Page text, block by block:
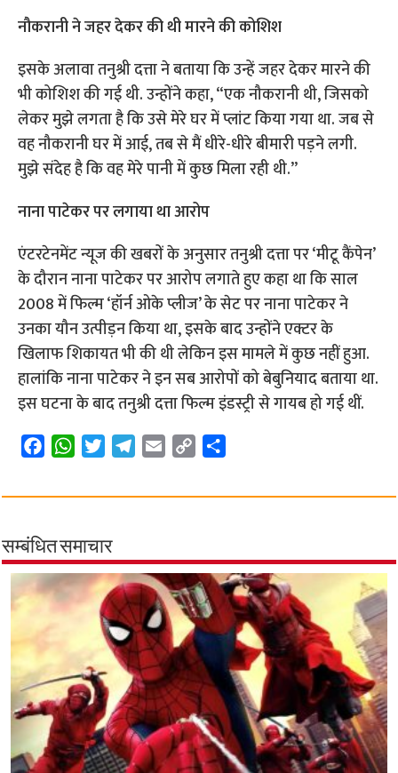
नौकरानी ने जहर देकर की थी मारने की कोशिश
इसके अलावा तनुश्री दत्ता ने बताया कि उन्हें जहर देकर मारने की
भी कोशिश की गई थी. उन्होंने कहा, “एक नौकरानी थी, जिसको
लेकर मुझे लगता है कि उसे मेरे घर में प्लांट किया गया था. जब से
वह नौकरानी घर में आई, तब से मैं धीरे-धीरे बीमारी पड़ने लगी.
मुझे संदेह है कि वह मेरे पानी में कुछ मिला रही थी.”
नाना पाटेकर पर लगाया था आरोप
एंटरटेनमेंट न्यूज की खबरों के अनुसार तनुश्री दत्ता पर ‘मीटू कैंपेन’
के दौरान नाना पाटेकर पर आरोप लगाते हुए कहा था कि साल
2008 में फिल्म ‘हॉर्न ओके प्लीज’ के सेट पर नाना पाटेकर ने
उनका यौन उत्पीड़न किया था, इसके बाद उन्होंने एक्टर के
खिलाफ शिकायत भी की थी लेकिन इस मामले में कुछ नहीं हुआ.
हालांकि नाना पाटेकर ने इन सब आरोपों को बेबुनियाद बताया था.
इस घटना के बाद तनुश्री दत्ता फिल्म इंडस्ट्री से गायब हो गई थीं.
c
b
o
o
W
a
s
A
p
p
i
t
e
r
l
r
a
m
a
p
i
n
k
a
सम्बंधित समाचार